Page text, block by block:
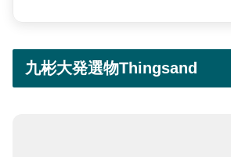
九彬大発選物Thingsand